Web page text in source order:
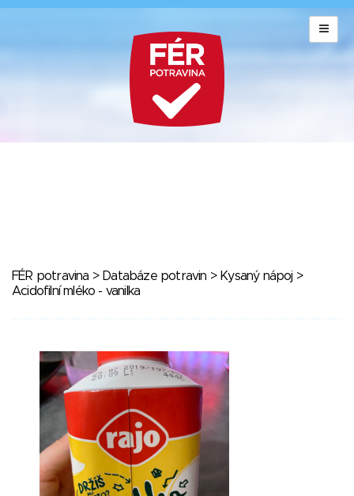
FÉR potravina > Databáze potravin > Kysaný nápoj >
Acidofilní mléko - vanilka